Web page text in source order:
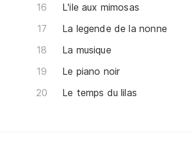
L'ile aux mimosas
La legende de la nonne
La musique
Le piano noir
Le temps du lilas